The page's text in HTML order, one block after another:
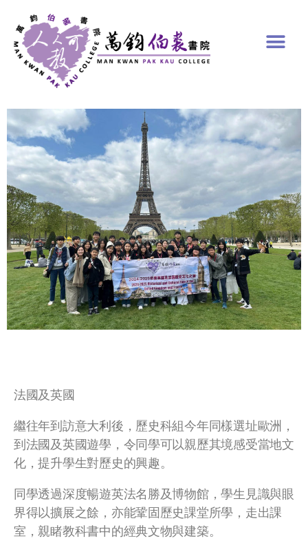
法國及英國
繼往年到訪意大利後，歷史科組今年同樣選址歐洲，
到法國及英國遊學，令同學可以親歷其境感受當地文
化，提升學生對歷史的興趣。
同學透過深度暢遊英法名勝及博物館，學生見識與眼
界得以擴展之餘，亦能鞏固歷史課堂所學，走出課
室，親睹教科書中的經典文物與建築。